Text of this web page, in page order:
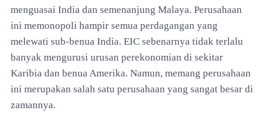
menguasai India dan semenanjung Malaya. Perusahaan
ini memonopoli hampir semua perdagangan yang
melewati sub-benua India. EIC sebenarnya tidak terlalu
banyak mengurusi urusan perekonomian di sekitar
Karibia dan benua Amerika. Namun, memang perusahaan
ini merupakan salah satu perusahaan yang sangat besar di
zamannya.